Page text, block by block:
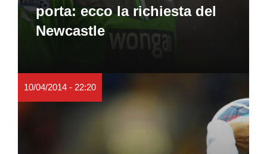
porta: ecco la richiesta del
Newcastle
10/04/2014 - 22:20